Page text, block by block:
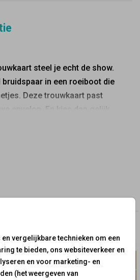
vergelijkbare technieken om een
te bieden, ons websiteverkeer en
en voor marketing- en
(het weergeven van
steel je echt de show.
in een roeiboot die
Deze trouwkaart past
envelop. En kies dan gelijk
dat maakt de kaart